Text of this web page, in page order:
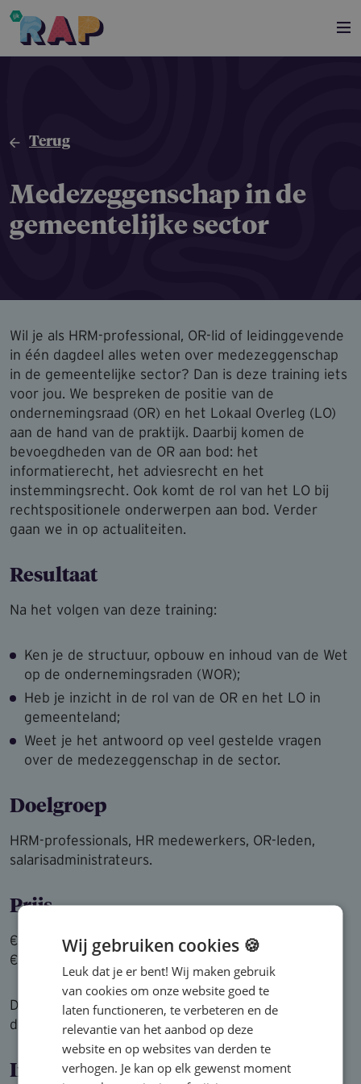
Overslaan en naar de inhoud gaan
Terug
Medezeggen­schap in de
gemeente­lijke sector
Wil je als HRM-professional, OR-lid of leidinggevende
in één dagdeel alles weten over medezeggenschap
in de gemeentelijke sector? Dan is deze training iets
voor jou. We bespreken de positie van de
ondernemingsraad (OR) en het Lokaal Overleg (LO)
aan de hand van de praktijk. Daarbij komen de
bevoegdheden van de OR aan bod: het
informatierecht, het adviesrecht en het
instemmingsrecht. Ook komt de rol van het LO bij
rechtspositionele onderwerpen aan bod. Verder
gaan we in op actualiteiten.
Resultaat
Na het volgen van deze training:
Ken je de structuur, opbouw en inhoud van de Wet
op de ondernemingsraden (WOR);
Heb je inzicht in de rol van de OR en het LO in
gemeenteland;
Weet je het antwoord op veel gestelde vragen
over de medezeggenschap in de sector.
Doelgroep
HRM-professionals, HR medewerkers, OR-leden,
salarisadministrateurs.
Prijs
€ 395,- (vrij van btw) RAP klanten
€ 465,- (vrij van btw) niet RAP klanten
Deze training gaat alleen door bij minimaal zes
deelnemers.
Incompany?
Wij gebruiken cookies 🍪
Leuk dat je er bent! Wij maken gebruik
van cookies om onze website goed te
laten functioneren, te verbeteren en de
relevantie van het aanbod op deze
website en op websites van derden te
verhogen. Je kan op elk gewenst moment